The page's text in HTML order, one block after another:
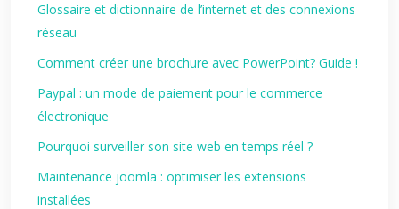
Glossaire et dictionnaire de l’internet et des connexions
réseau
Comment créer une brochure avec PowerPoint? Guide !
Paypal : un mode de paiement pour le commerce
électronique
Pourquoi surveiller son site web en temps réel ?
Maintenance joomla : optimiser les extensions
installées